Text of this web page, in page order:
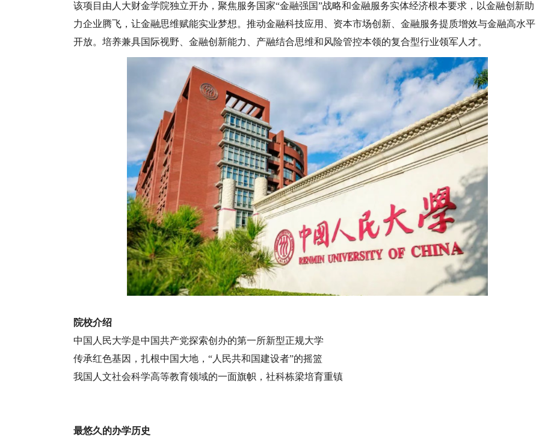
该项目由人大财金学院独立开办，聚焦服务国家“金融强国”战略和金融服务实体经济根本要求，以金融创新助
力企业腾飞，让金融思维赋能实业梦想。推动金融科技应用、资本市场创新、金融服务提质增效与金融高水平
开放。培养兼具国际视野、金融创新能力、产融结合思维和风险管控本领的复合型行业领军人才。
院校介绍
中国人民大学是中国共产党探索创办的第一所新型正规大学
传承红色基因，扎根中国大地，“人民共和国建设者”的摇篮
我国人文社会科学高等教育领域的一面旗帜，社科栋梁培育重镇
最悠久的办学历史